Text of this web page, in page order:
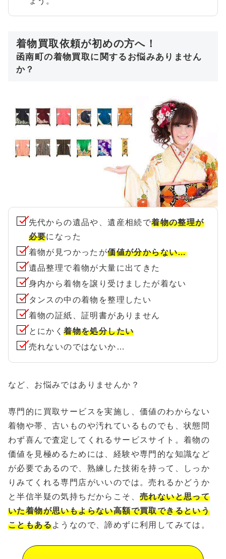
着物買取依頼が初めの方へ！
函南町の着物買取に関するお悩みありません
か？
先代からの遺品や、遺産相続で着物の整理が
必要になった
着物が見つかったが価値が分からない…
遺品整理で着物が大量に出てきた
身内から着物を譲り受けましたが着ない
タンスの中の着物を整理したい
着物の証紙、証明書がありません
とにかく着物を処分したい
売れないのではないか…
など、お悩みではありませんか？
専門的に買取サービスを実施し、価値のわからない
着物や帯、古いものや汚れているものでも、状態問
わず喜んで査定してくれるサービスサイト。着物の
価値を見極めるためには、経験や専門的な知識など
が必要であるので、熟練した技術を持って、しっか
りみてくれる専門店がいいのでは。売れるかどうか
と半信半疑の気持ちだからこそ、 売れないと思って
いた着物が思いもよらない高額で買取できるという
こともあるようなので、諦めずに利用してみては。